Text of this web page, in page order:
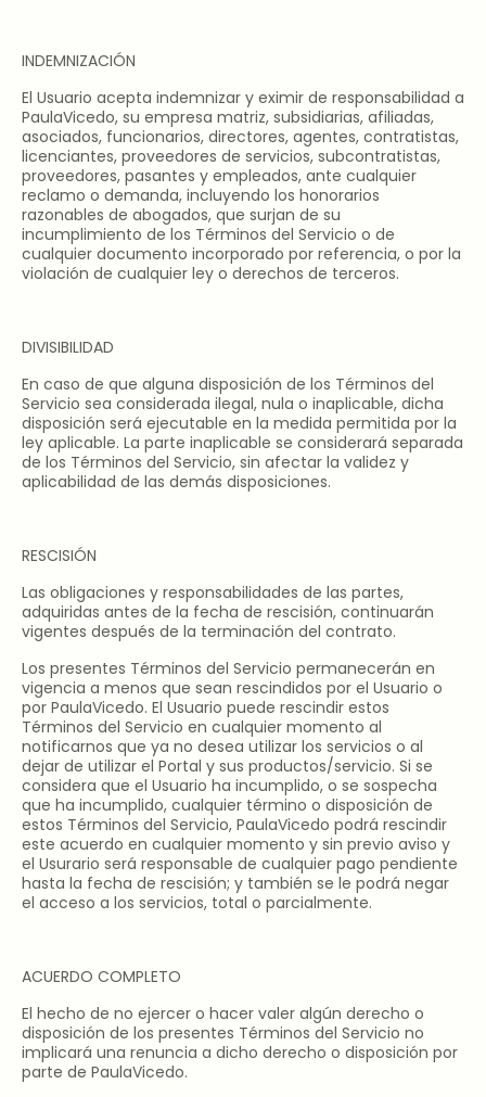
INDEMNIZACIÓN
El Usuario acepta indemnizar y eximir de responsabilidad a
PaulaVicedo, su empresa matriz, subsidiarias, afiliadas,
asociados, funcionarios, directores, agentes, contratistas,
licenciantes, proveedores de servicios, subcontratistas,
proveedores, pasantes y empleados, ante cualquier
reclamo o demanda, incluyendo los honorarios
razonables de abogados, que surjan de su
incumplimiento de los Términos del Servicio o de
cualquier documento incorporado por referencia, o por la
violación de cualquier ley o derechos de terceros.
DIVISIBILIDAD
En caso de que alguna disposición de los Términos del
Servicio sea considerada ilegal, nula o inaplicable, dicha
disposición será ejecutable en la medida permitida por la
ley aplicable. La parte inaplicable se considerará separada
de los Términos del Servicio, sin afectar la validez y
aplicabilidad de las demás disposiciones.
RESCISIÓN
Las obligaciones y responsabilidades de las partes,
adquiridas antes de la fecha de rescisión, continuarán
vigentes después de la terminación del contrato.
Los presentes Términos del Servicio permanecerán en
vigencia a menos que sean rescindidos por el Usuario o
por PaulaVicedo. El Usuario puede rescindir estos
Términos del Servicio en cualquier momento al
notificarnos que ya no desea utilizar los servicios o al
dejar de utilizar el Portal y sus productos/servicio. Si se
considera que el Usuario ha incumplido, o se sospecha
que ha incumplido, cualquier término o disposición de
estos Términos del Servicio, PaulaVicedo podrá rescindir
este acuerdo en cualquier momento y sin previo aviso y
el Usurario será responsable de cualquier pago pendiente
hasta la fecha de rescisión; y también se le podrá negar
el acceso a los servicios, total o parcialmente.
ACUERDO COMPLETO
El hecho de no ejercer o hacer valer algún derecho o
disposición de los presentes Términos del Servicio no
implicará una renuncia a dicho derecho o disposición por
parte de PaulaVicedo.